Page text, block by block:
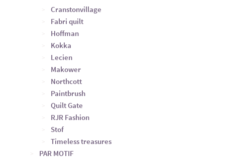
Cranstonvillage
Fabri quilt
Hoffman
Kokka
Lecien
Makower
Northcott
Paintbrush
Quilt Gate
RJR Fashion
Stof
Timeless treasures
PAR MOTIF